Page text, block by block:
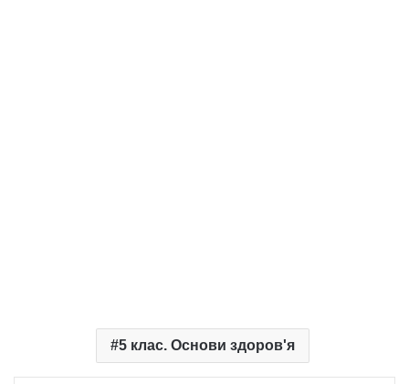
5 клас. Основи здоров'я